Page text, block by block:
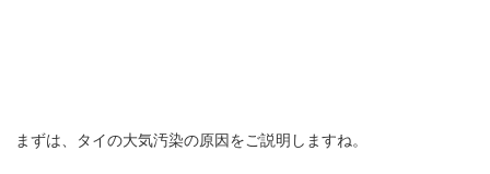
まずは、タイの大気汚染の原因をご説明しますね。